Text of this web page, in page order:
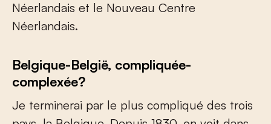
Néerlandais et le Nouveau Centre
Néerlandais.
Belgique-België, compliquée-
complexée?
Je terminerai par le plus compliqué des trois